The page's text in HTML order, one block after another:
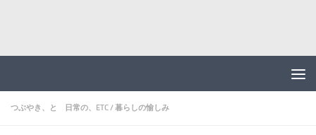
つぶやき、と 日常の、ETC/ 暮らしの愉しみ